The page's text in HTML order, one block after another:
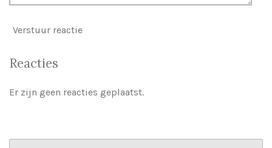
Verstuur reactie
Reacties
Er zijn geen reacties geplaatst.